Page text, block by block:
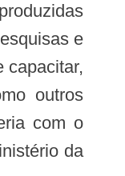
e
capacitar,
outros
com o
da